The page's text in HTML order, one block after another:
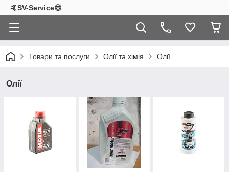
🤙SV-Service😎
Товари та послуги Олії та хімія Олії
Олії